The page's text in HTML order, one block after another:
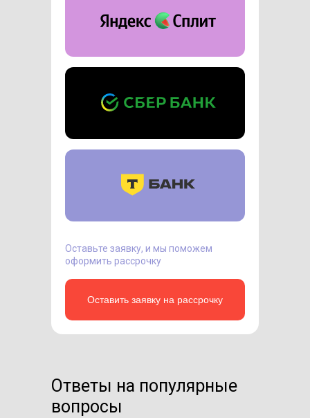
Оставьте заявку, и мы поможем
оформить рассрочку
Оставить заявку на рассрочку
Ответы на популярные
вопросы